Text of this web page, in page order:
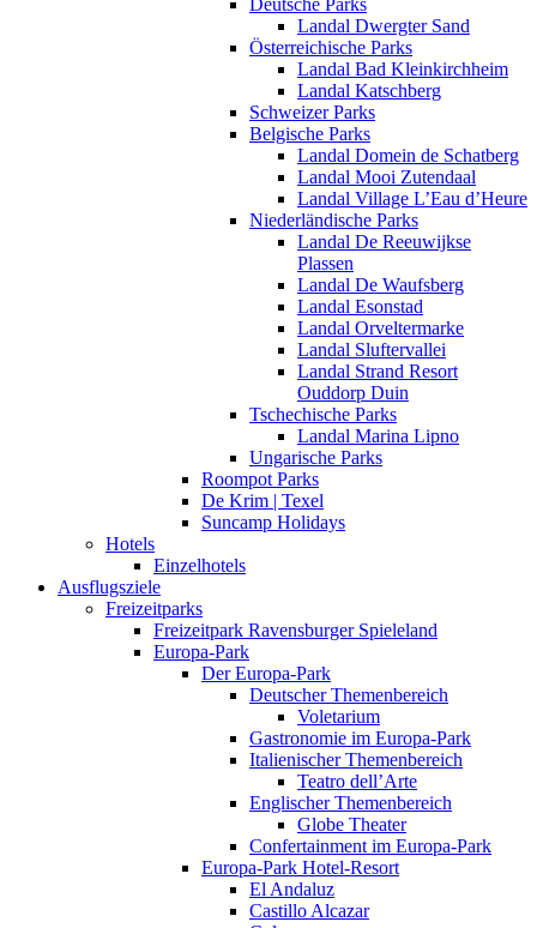
Deutsche Parks
Landal Dwergter Sand
Österreichische Parks
Landal Bad Kleinkirchheim
Landal Katschberg
Schweizer Parks
Belgische Parks
Landal Domein de Schatberg
Landal Mooi Zutendaal
Landal Village L’Eau d’Heure
Niederländische Parks
Landal De Reeuwijkse
Plassen
Landal De Waufsberg
Landal Esonstad
Landal Orveltermarke
Landal Sluftervallei
Landal Strand Resort
Ouddorp Duin
Tschechische Parks
Landal Marina Lipno
Ungarische Parks
Roompot Parks
De Krim | Texel
Suncamp Holidays
Hotels
Einzelhotels
Ausflugsziele
Freizeitparks
Freizeitpark Ravensburger Spieleland
Europa-Park
Der Europa-Park
Deutscher Themenbereich
Voletarium
Gastronomie im Europa-Park
Italienischer Themenbereich
Teatro dell’Arte
Englischer Themenbereich
Globe Theater
Confertainment im Europa-Park
Europa-Park Hotel-Resort
El Andaluz
Castillo Alcazar